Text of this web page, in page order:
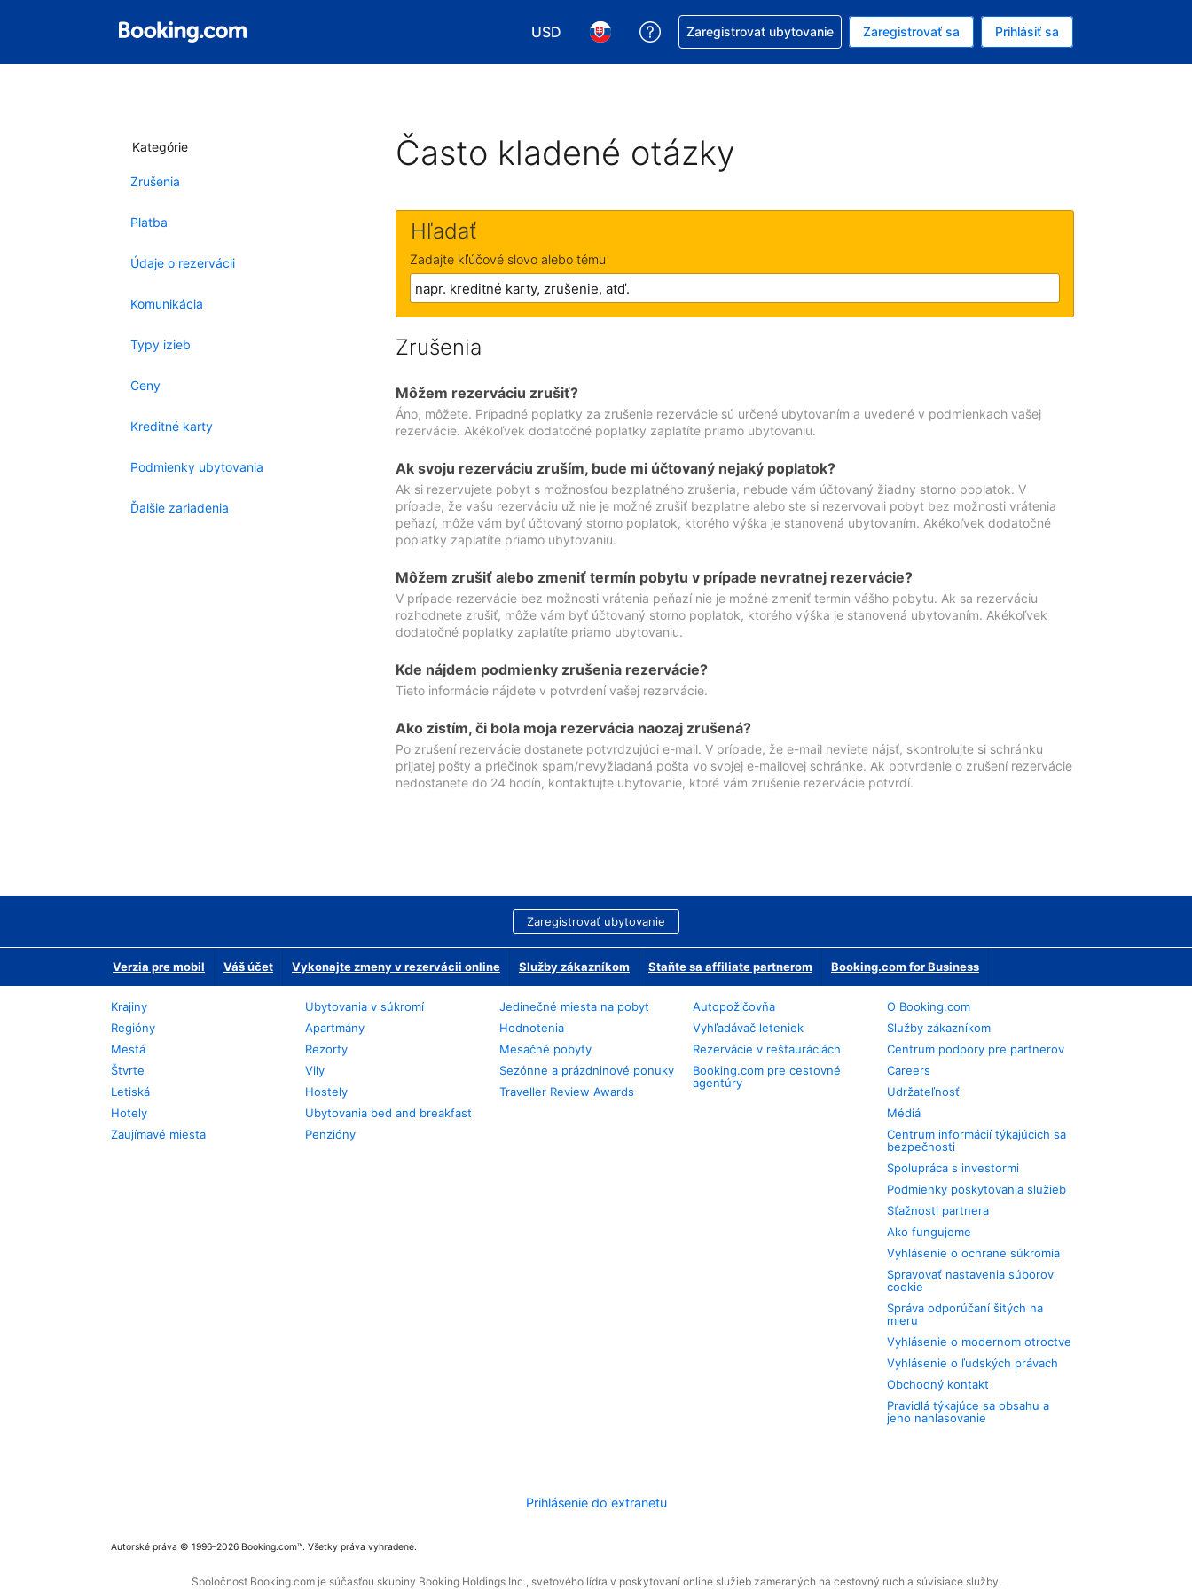
USD
Vybrať menu. Momentálne máte zvolenú menu Americký dolár
Vybrať jazyk. Momentálne máte zvolený jazyk V slovenčine
Získajte pomoc s rezerváciou
Zaregistrovať ubytovanie Zaregistrovať sa Prihlásiť sa
Kategórie
Zrušenia
Platba
Údaje o rezervácii
Komunikácia
Typy izieb
Ceny
Kreditné karty
Podmienky ubytovania
Ďalšie zariadenia
Často kladené otázky
Hľadať
Zadajte kľúčové slovo alebo tému
Zrušenia
Môžem rezerváciu zrušiť?
Áno, môžete. Prípadné poplatky za zrušenie rezervácie sú určené ubytovaním a uvedené v podmienkach vašej
rezervácie. Akékoľvek dodatočné poplatky zaplatíte priamo ubytovaniu.
Ak svoju rezerváciu zruším, bude mi účtovaný nejaký poplatok?
Ak si rezervujete pobyt s možnosťou bezplatného zrušenia, nebude vám účtovaný žiadny storno poplatok. V
prípade, že vašu rezerváciu už nie je možné zrušiť bezplatne alebo ste si rezervovali pobyt bez možnosti vrátenia
peňazí, môže vám byť účtovaný storno poplatok, ktorého výška je stanovená ubytovaním. Akékoľvek dodatočné
poplatky zaplatíte priamo ubytovaniu.
Môžem zrušiť alebo zmeniť termín pobytu v prípade nevratnej rezervácie?
V prípade rezervácie bez možnosti vrátenia peňazí nie je možné zmeniť termín vášho pobytu. Ak sa rezerváciu
rozhodnete zrušiť, môže vám byť účtovaný storno poplatok, ktorého výška je stanovená ubytovaním. Akékoľvek
dodatočné poplatky zaplatíte priamo ubytovaniu.
Kde nájdem podmienky zrušenia rezervácie?
Tieto informácie nájdete v potvrdení vašej rezervácie.
Ako zistím, či bola moja rezervácia naozaj zrušená?
Po zrušení rezervácie dostanete potvrdzujúci e-mail. V prípade, že e-mail neviete nájsť, skontrolujte si schránku
prijatej pošty a priečinok spam/nevyžiadaná pošta vo svojej e-mailovej schránke. Ak potvrdenie o zrušení rezervácie
nedostanete do 24 hodín, kontaktujte ubytovanie, ktoré vám zrušenie rezervácie potvrdí.
Zaregistrovať ubytovanie
Verzia pre mobil Váš účet Vykonajte zmeny v rezervácii online Služby zákazníkom Staňte sa affiliate partnerom Booking.com for Business
Krajiny
Regióny
Mestá
Štvrte
Letiská
Hotely
Zaujímavé miesta
Ubytovania v súkromí
Apartmány
Rezorty
Vily
Hostely
Ubytovania bed and breakfast
Penzióny
Jedinečné miesta na pobyt
Hodnotenia
Mesačné pobyty
Sezónne a prázdninové ponuky
Traveller Review Awards
Autopožičovňa
Vyhľadávač leteniek
Rezervácie v reštauráciách
Booking.com pre cestovné
agentúry
O Booking.com
Služby zákazníkom
Centrum podpory pre partnerov
Careers
Udržateľnosť
Médiá
Centrum informácií týkajúcich sa
bezpečnosti
Spolupráca s investormi
Podmienky poskytovania služieb
Sťažnosti partnera
Ako fungujeme
Vyhlásenie o ochrane súkromia
Spravovať nastavenia súborov
cookie
Správa odporúčaní šitých na
mieru
Vyhlásenie o modernom otroctve
Vyhlásenie o ľudských právach
Obchodný kontakt
Pravidlá týkajúce sa obsahu a
jeho nahlasovanie
Prihlásenie do extranetu
Autorské práva © 1996–2026 Booking.com™. Všetky práva vyhradené.
Spoločnosť Booking.com je súčasťou skupiny Booking Holdings Inc., svetového lídra v poskytovaní online služieb zameraných na cestovný ruch a súvisiace služby.